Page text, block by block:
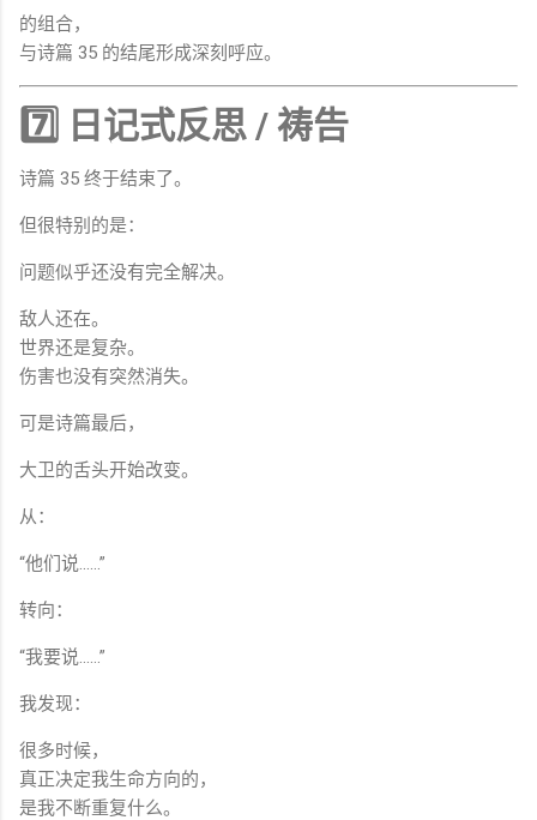
的组合，
与诗篇 35 的结尾形成深刻呼应。
7️⃣ 日记式反思 / 祷告
诗篇 35 终于结束了。
但很特别的是：
问题似乎还没有完全解决。
敌人还在。
世界还是复杂。
伤害也没有突然消失。
可是诗篇最后，
大卫的舌头开始改变。
从：
“他们说……”
转向：
“我要说……”
我发现：
很多时候，
真正决定我生命方向的，
是我不断重复什么。